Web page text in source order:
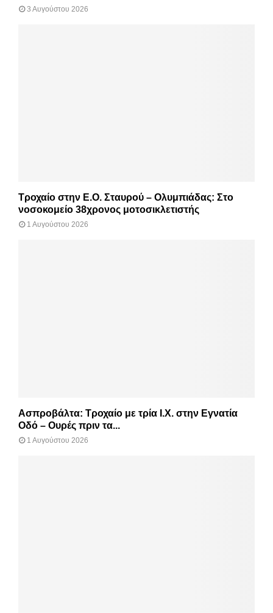
3 Αυγούστου 2026
Τροχαίο στην Ε.Ο. Σταυρού – Ολυμπιάδας: Στο
νοσοκομείο 38χρονος μοτοσικλετιστής
1 Αυγούστου 2026
Ασπροβάλτα: Τροχαίο με τρία Ι.Χ. στην Εγνατία
Οδό – Ουρές πριν τα...
1 Αυγούστου 2026